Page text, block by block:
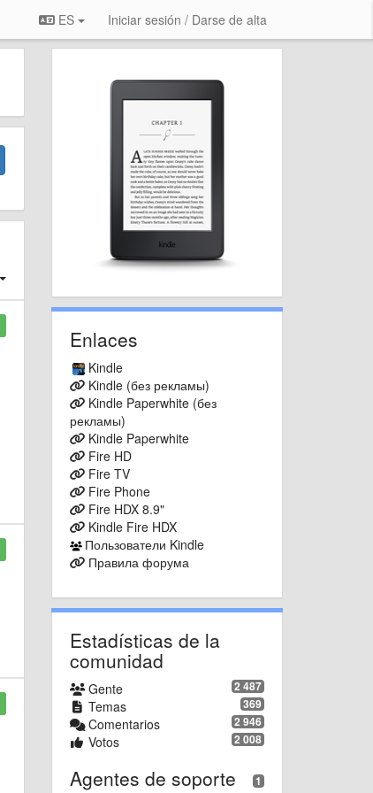
ES Iniciar sesión / Darse de alta
Enlaces
Kindle
Kindle (без рекламы)
Kindle Paperwhite (без
рекламы)
Kindle Paperwhite
Fire HD
Fire TV
Fire Phone
Fire HDX 8.9"
Kindle Fire HDX
Пользователи Kindle
Правила форума
Estadísticas de la
comunidad
2 487
Gente
369
Temas
2 946
Comentarios
2 008
Votos
1
Agentes de soporte